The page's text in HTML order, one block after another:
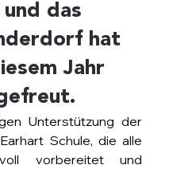
das
hat
Jahr
Unterstützung der
Schule, die alle
vorbereitet und